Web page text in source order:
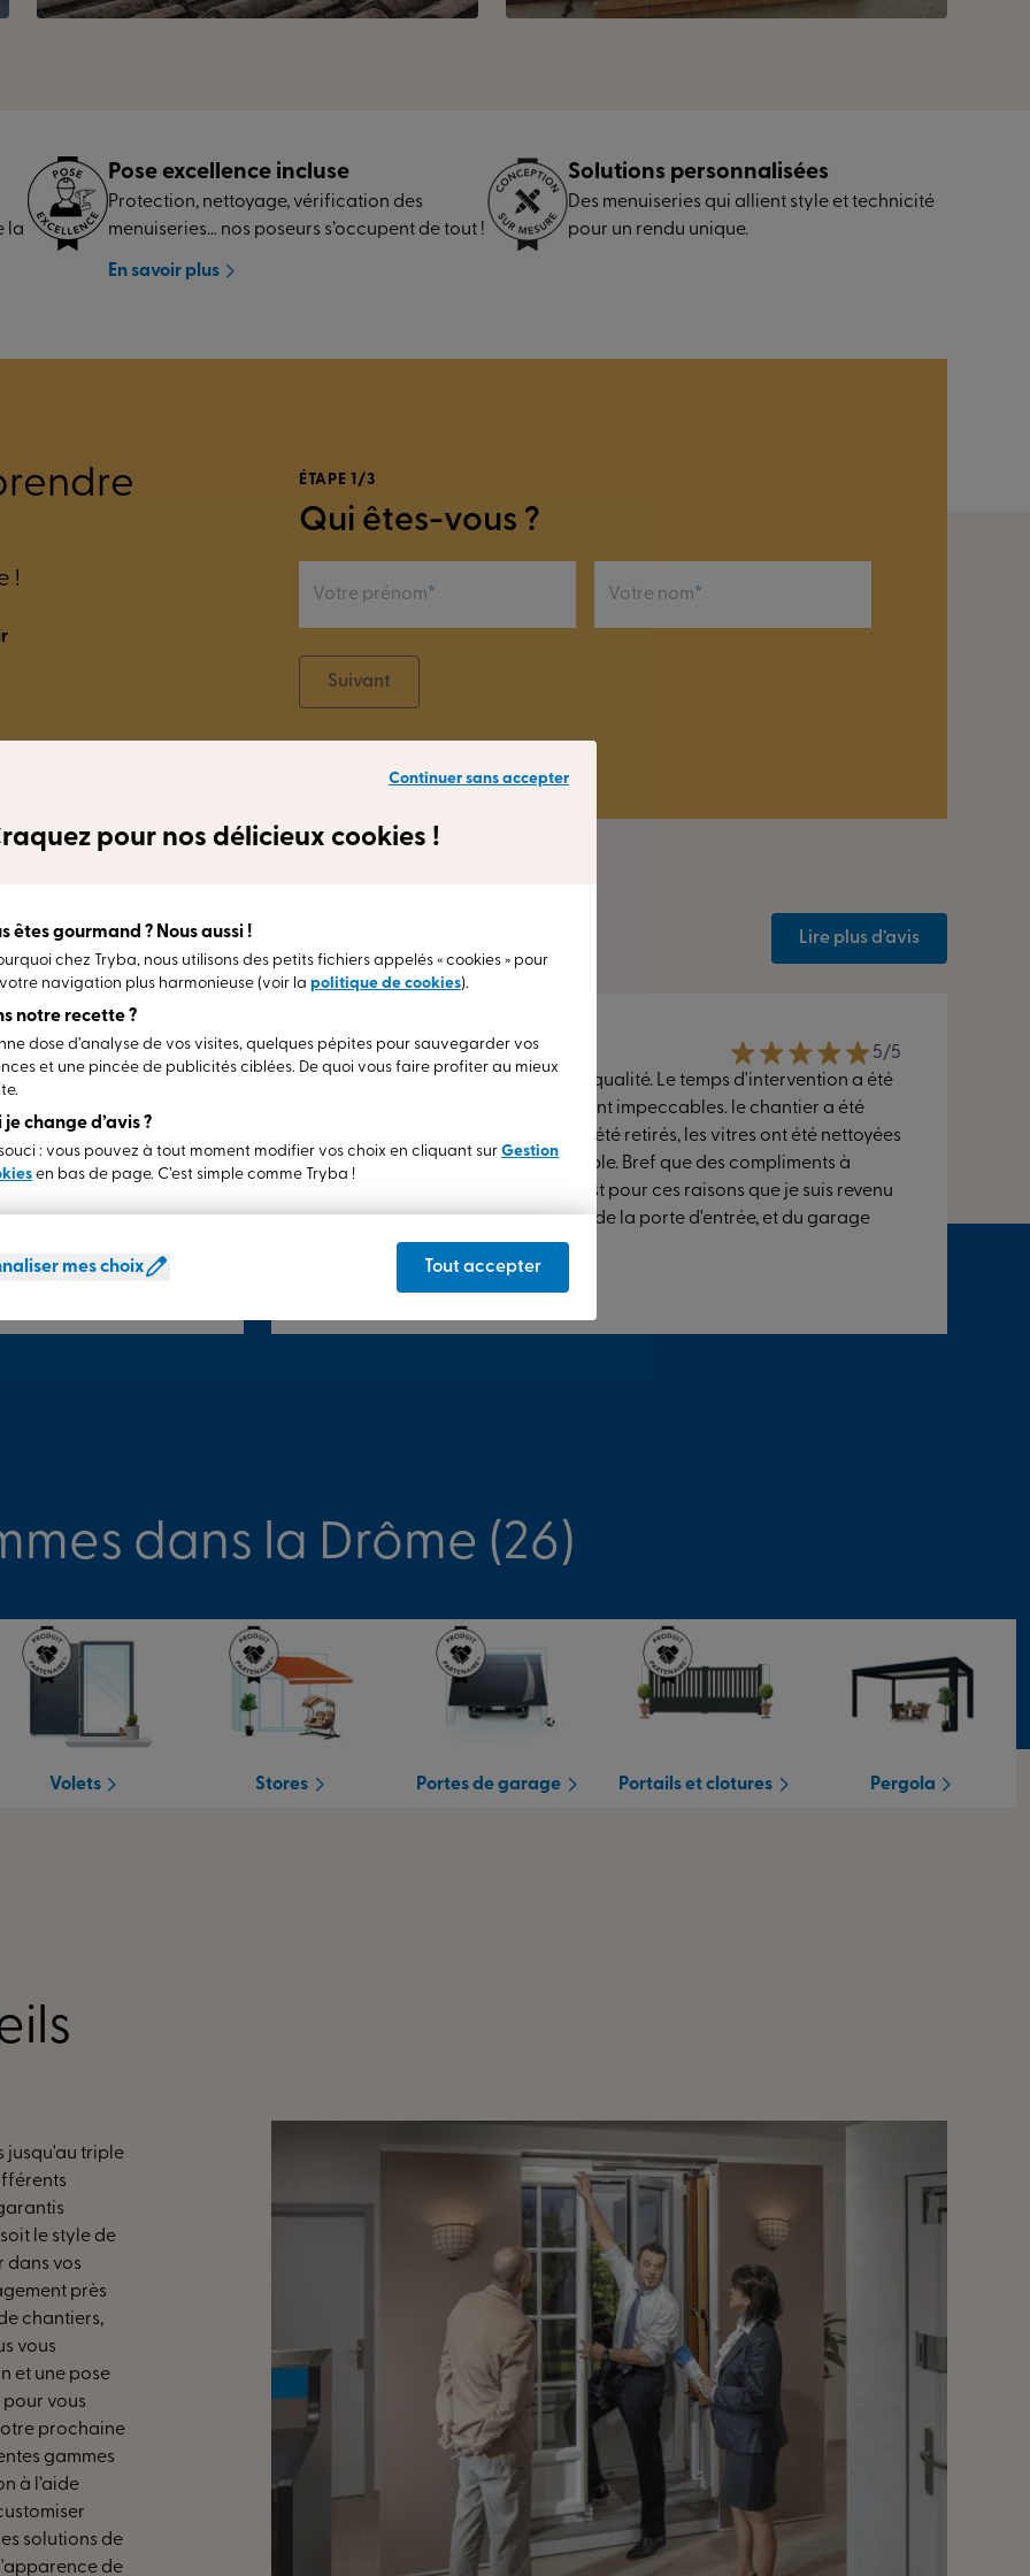
la
Pose excellence incluse
Protection, nettoyage, vérification des
menuiseries… nos poseurs s’occupent de tout !
En savoir plus
Solutions personnalisées
Des menuiseries qui allient style et technicité
pour un rendu unique.
!
ÉTAPE 1/3
Qui êtes-vous ?
Votre prénom Votre nom
Suivant
nous Lire plus d’avis
5/5
Temps
amabilité des
repris le réglage de
Il n'y que du
5/5
Une équipe efficace et travail de qualité. Le temps d'intervention a été
respecté, la pose et les finitions sont impeccables. le chantier a été
laissé très propre, les déchets ont été retirés, les vitres ont été nettoyées
et en plus l'équipe a été très aimable. Bref que des compliments à
l'équipe vraiment formidable. C'est pour ces raisons que je suis revenu
car j'avais été satisfait de la pose de la porte d'entrée, et du garage
ainsi que les volets roulants.
MONTELIMAR
dans la Drôme (26)
Volets Stores Portes de garage Portails et clotures Pergola
jusqu'au triple
le style de
dans vos
près
chantiers,
vous
et une pose
vous
prochaine
gammes
à l’aide
solutions de
de
Continuer sans accepter
pour nos délicieux cookies !
êtes gourmand ? Nous aussi !
chez Tryba, nous utilisons des petits fichiers appelés « cookies » pour
navigation plus harmonieuse (voir la politique de cookies).
notre recette ?
dose d’analyse de vos visites, quelques pépites pour sauvegarder vos
et une pincée de publicités ciblées. De quoi vous faire profiter au mieux
je change d’avis ?
: vous pouvez à tout moment modifier vos choix en cliquant sur Gestion
en bas de page. C’est simple comme Tryba !
mes choix Tout accepter